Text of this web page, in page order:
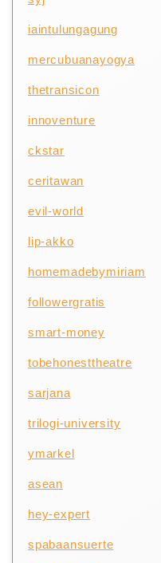
iaintulungagung
mercubuanayogya
thetransicon
innoventure
ckstar
ceritawan
evil-world
lip-akko
homemadebymiriam
followergratis
smart-money
tobehonesttheatre
sarjana
trilogi-university
ymarkel
asean
hey-expert
spabaansuerte